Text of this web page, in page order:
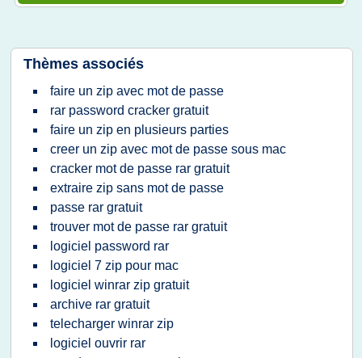
Thèmes associés
faire un zip avec mot de passe
rar password cracker gratuit
faire un zip en plusieurs parties
creer un zip avec mot de passe sous mac
cracker mot de passe rar gratuit
extraire zip sans mot de passe
passe rar gratuit
trouver mot de passe rar gratuit
logiciel password rar
logiciel 7 zip pour mac
logiciel winrar zip gratuit
archive rar gratuit
telecharger winrar zip
logiciel ouvrir rar